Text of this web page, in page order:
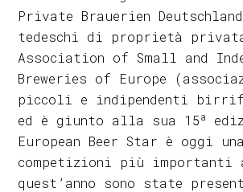
Private Brauerien
tedeschi di proprietà
Association of Small and
Breweries of Europe
piccoli e indipendenti
ed è giunto alla sua 15a
European Beer Star è oggi
competizioni più importanti
quest’anno sono state